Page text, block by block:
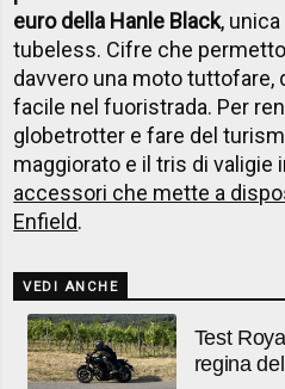
euro della Hanle Black,
tubeless. Cifre che
davvero una moto tuttofare,
facile nel fuoristrada. Per
globetrotter e fare del
maggiorato e il tris di valigie
accessori che mette a
Enfield.
VEDI ANCHE
Test
regina